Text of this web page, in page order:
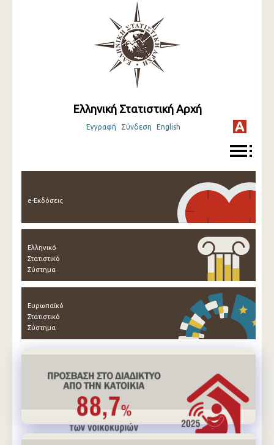
Ελληνική Στατιστική Αρχή
Εγγραφή Σύνδεση English
e-Εκδόσεις
Ελληνικό
Στατιστικό
Σύστημα
Ευρωπαϊκό
Στατιστικό
Σύστημα